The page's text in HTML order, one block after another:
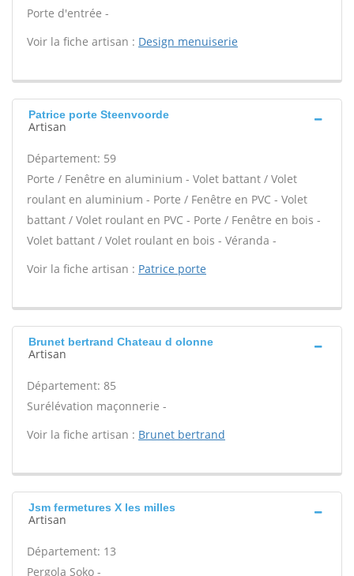
Porte d'entrée -
Voir la fiche artisan : Design menuiserie
Patrice porte Steenvoorde
Artisan
Département: 59
Porte / Fenêtre en aluminium - Volet battant / Volet
roulant en aluminium - Porte / Fenêtre en PVC - Volet
battant / Volet roulant en PVC - Porte / Fenêtre en bois -
Volet battant / Volet roulant en bois - Véranda -
Voir la fiche artisan : Patrice porte
Brunet bertrand Chateau d olonne
Artisan
Département: 85
Surélévation maçonnerie -
Voir la fiche artisan : Brunet bertrand
Jsm fermetures X les milles
Artisan
Département: 13
Pergola Soko -